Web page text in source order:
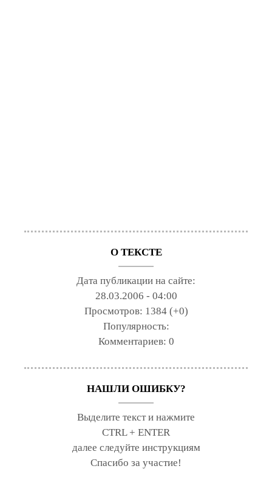
О ТЕКСТЕ
Дата публикации на сайте:
28.03.2006 - 04:00
Просмотров: 1384 (+0)
Популярность:
Комментариев: 0
НАШЛИ ОШИБКУ?
Выделите текст и нажмите
CTRL + ENTER
далее следуйте инструкциям
Спасибо за участие!